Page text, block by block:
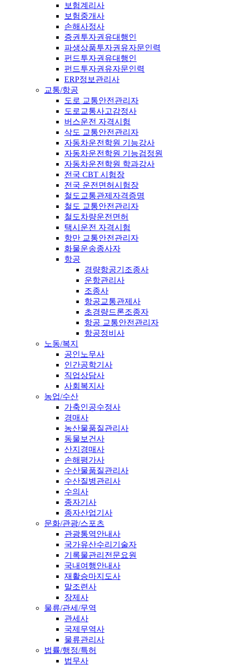
보험계리사
보험중개사
손해사정사
증권투자권유대행인
파생상품투자권유자문인력
펀드투자권유대행인
펀드투자권유자문인력
ERP정보관리사
교통/항공
도로 교통안전관리자
도로교통사고감정사
버스운전 자격시험
삭도 교통안전관리자
자동차운전학원 기능강사
자동차운전학원 기능검정원
자동차운전학원 학과강사
전국 CBT 시험장
전국 운전면허시험장
철도교통관제자격증명
철도 교통안전관리자
철도차량운전면허
택시운전 자격시험
항만 교통안전관리자
화물운송종사자
항공
경량항공기조종사
운항관리사
조종사
항공교통관제사
초경량드론조종자
항공 교통안전관리자
항공정비사
노동/복지
공인노무사
인간공학기사
직업상담사
사회복지사
농업/수산
가축인공수정사
경매사
농산물품질관리사
동물보건사
산지경매사
손해평가사
수산물품질관리사
수산질병관리사
수의사
종자기사
종자산업기사
문화/관광/스포츠
관광통역안내사
국가유산수리기술자
기록물관리전문요원
국내여행안내사
재활승마지도사
말조련사
장제사
물류/관세/무역
관세사
국제무역사
물류관리사
법률/행정/특허
법무사